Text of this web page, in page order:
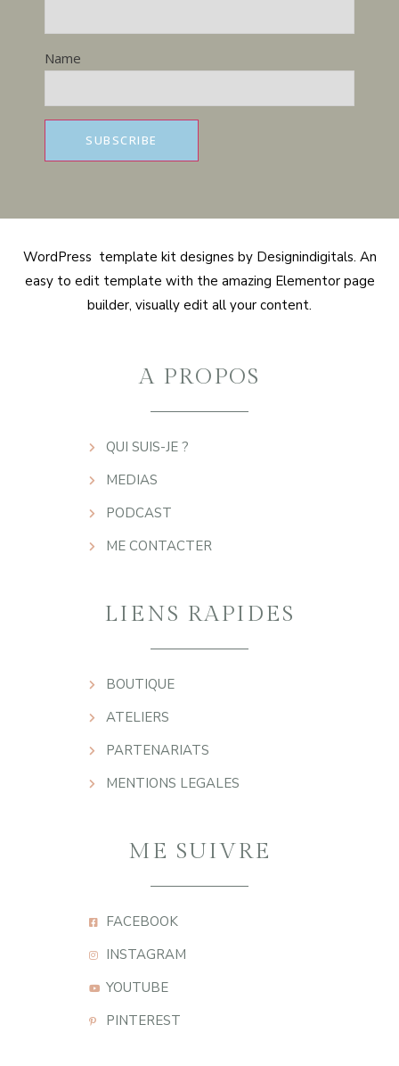
Name
WordPress template kit designes by Designindigitals. An
easy to edit template with the amazing Elementor page
builder, visually edit all your content.
A PROPOS
QUI SUIS-JE ?
MEDIAS
PODCAST
ME CONTACTER
LIENS RAPIDES
BOUTIQUE
ATELIERS
PARTENARIATS
MENTIONS LEGALES
ME SUIVRE
FACEBOOK
INSTAGRAM
YOUTUBE
PINTEREST